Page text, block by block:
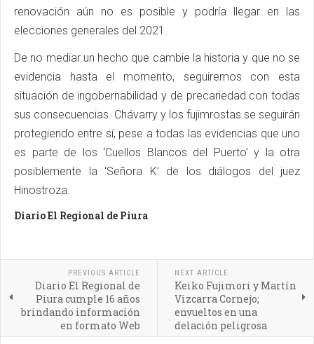
renovación aún no es posible y podría llegar en las
elecciones generales del 2021.
De no mediar un hecho que cambie la historia y que no se
evidencia hasta el momento, seguiremos con esta
situación de ingobernabilidad y de precariedad con todas
sus consecuencias. Chávarry y los fujimrostas se seguirán
protegiendo entre sí, pese a todas las evidencias que uno
es parte de los ‘Cuellos Blancos del Puerto’ y la otra
posiblemente la ‘Señora K’ de los diálogos del juez
Hinostroza.
Diario El Regional de Piura
PREVIOUS ARTICLE
Diario El Regional de
Piura cumple 16 años
brindando información
en formato Web
NEXT ARTICLE
Keiko Fujimori y Martín
Vizcarra Cornejo;
envueltos en una
delación peligrosa